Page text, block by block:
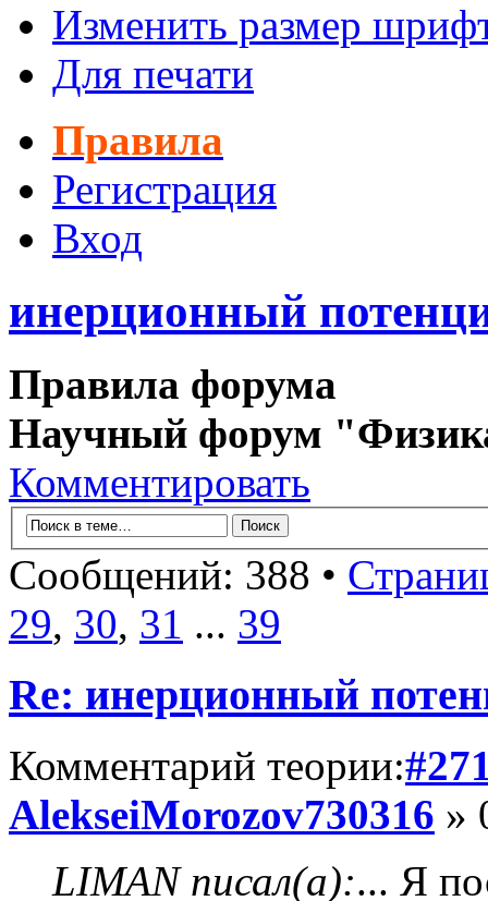
Изменить размер
Для печати
Правила
Регистрация
Вход
инерционный
Правила форума
Научный форум
Комментировать
Сообщений: 388 •
29, 30, 31 ... 39
Re: инерционный
Комментарий теории:
AlekseiMorozov730316 »
LIMAN писал(а):... Я